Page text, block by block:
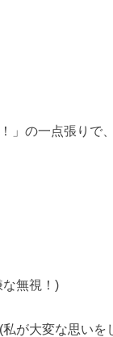
」の一点張りで
無視！)
が大変な思いを